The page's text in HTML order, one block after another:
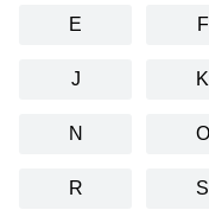
E F
J K
N O
R S